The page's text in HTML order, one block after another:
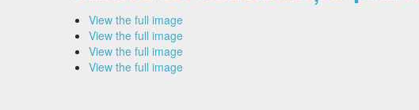
Lista disciplinelor/
View the full image
View the full image
View the full image
View the full image